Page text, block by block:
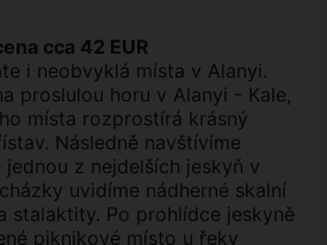
cca 42 EUR
i neobvyklá místa v Alanyi.
proslulou horu v Alanyi - Kale,
místa rozprostírá krásný
Následně navštívíme
z nejdelších jeskyň v
uvidíme nádherné skalní
stalaktity. Po prohlídce jeskyně
piknikové místo u řeky